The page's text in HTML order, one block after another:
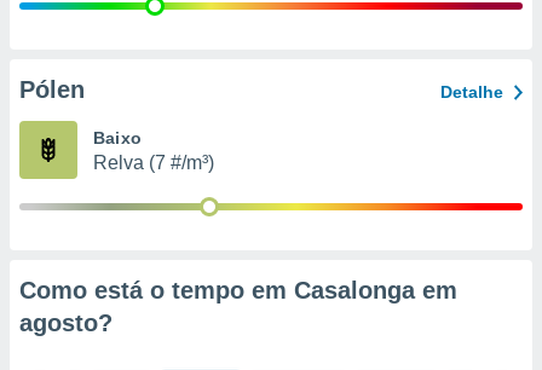
e
de
Pólen Detalhe
Baixo
Relva (7 #/m³)
Como está o tempo em Casalonga em
agosto?